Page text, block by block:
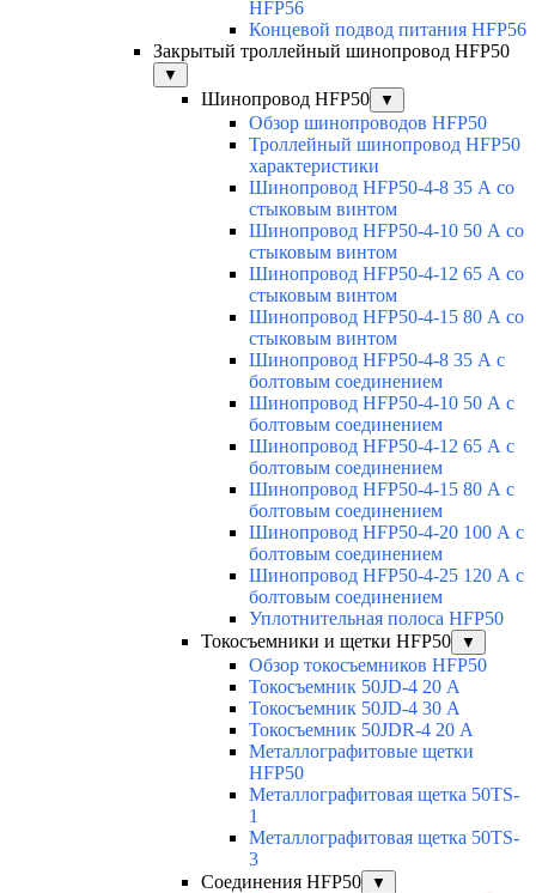
HFP56
Концевой подвод питания HFP56
Закрытый троллейный шинопровод HFP50
▼
Шинопровод HFP50 ▼
Обзор шинопроводов HFP50
Троллейный шинопровод HFP50
характеристики
Шинопровод HFP50-4-8 35 А со
стыковым винтом
Шинопровод HFP50-4-10 50 А со
стыковым винтом
Шинопровод HFP50-4-12 65 А со
стыковым винтом
Шинопровод HFP50-4-15 80 А со
стыковым винтом
Шинопровод HFP50-4-8 35 А с
болтовым соединением
Шинопровод HFP50-4-10 50 А с
болтовым соединением
Шинопровод HFP50-4-12 65 А с
болтовым соединением
Шинопровод HFP50-4-15 80 А с
болтовым соединением
Шинопровод HFP50-4-20 100 А с
болтовым соединением
Шинопровод HFP50-4-25 120 А с
болтовым соединением
Уплотнительная полоса HFP50
Токосъемники и щетки HFP50
▼
Обзор токосъемников HFP50
Токосъемник 50JD-4 20 А
Токосъемник 50JD-4 30 А
Токосъемник 50JDR-4 20 А
Металлографитовые щетки
HFP50
Металлографитовая щетка 50TS-
1
Металлографитовая щетка 50TS-
3
Соединения HFP50
▼